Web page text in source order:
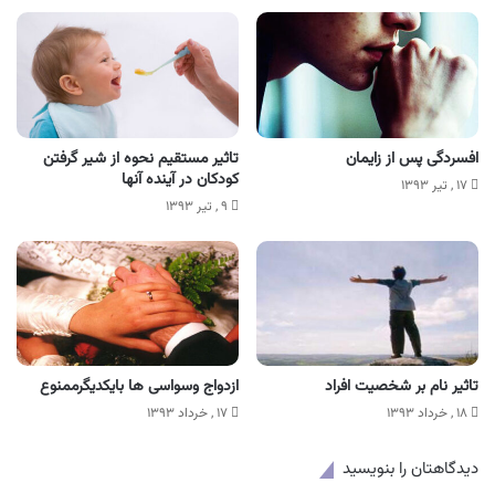
افسردگی پس از زایمان
۱۷ , تیر ۱۳۹۳
تاثیر مستقیم نحوه از شیر گرفتن
کودکان در آینده آنها
۹ , تیر ۱۳۹۳
تاثیر نام بر شخصیت افراد
۱۸ , خرداد ۱۳۹۳
ازدواج وسواسی ها بایکدیگرممنوع
۱۷ , خرداد ۱۳۹۳
دیدگاهتان را بنویسید